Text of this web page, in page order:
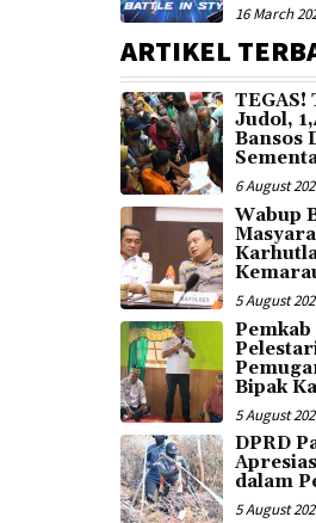
16 March
ARTIKEL
Judol,
Bansos
6 August
Wabup
5 August
Bipak
5 August
DPRD
dalam
5 August